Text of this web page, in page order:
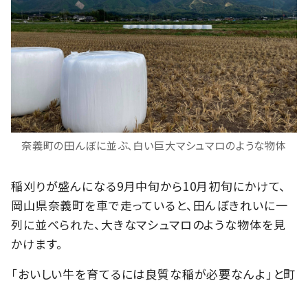
奈義町の田んぼに並ぶ、白い巨大マシュマロのような物体
稲刈りが盛んになる9月中旬から10月初旬にかけて、
岡山県奈義町を車で走っていると、田んぼきれいに一
列に並べられた、大きなマシュマロのような物体を見
かけます。
「おいしい牛を育てるには良質な稲が必要なんよ」と町